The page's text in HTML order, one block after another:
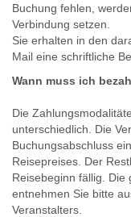
Buchung fehlen,
Verbindung setzen.
Sie erhalten in den
Mail eine schriftliche
Wann muss ich
Die
unterschiedlich. Die
Buchungsabschluss
Reisepreises. Der
Reisebeginn fällig.
entnehmen Sie bitte
Veranstalters.